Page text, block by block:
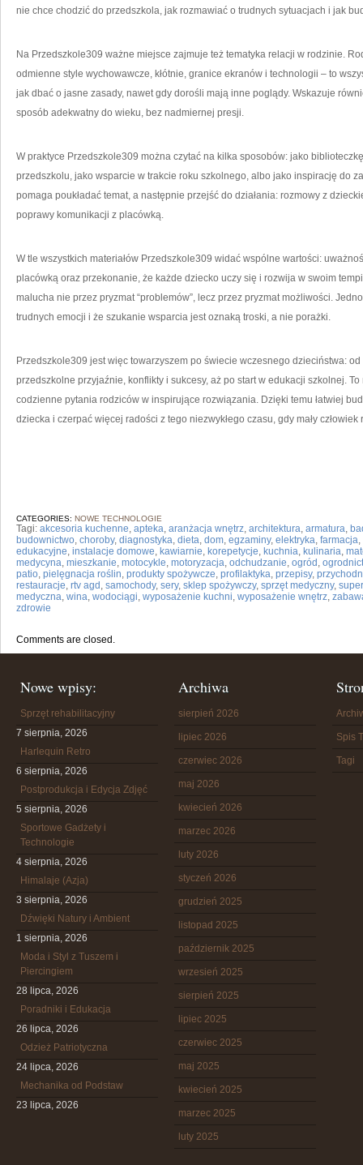
nie chce chodzić do przedszkola, jak rozmawiać o trudnych sytuacjach i jak
Na Przedszkole309 ważne miejsce zajmuje też tematyka relacji w rodzinie.
odmienne style wychowawcze, kłótnie, granice ekranów i technologii – to
jak dbać o jasne zasady, nawet gdy dorośli mają inne poglądy. Wskazuje
sposób adekwatny do wieku, bez nadmiernej presji.
W praktyce Przedszkole309 można czytać na kilka sposobów: jako
przedszkolu, jako wsparcie w trakcie roku szkolnego, albo jako inspirację do
pomaga poukładać temat, a następnie przejść do działania: rozmowy z
poprawy komunikacji z placówką.
W tle wszystkich materiałów Przedszkole309 widać wspólne wartości:
placówką oraz przekonanie, że każde dziecko uczy się i rozwija w swoim
malucha nie przez pryzmat “problemów”, lecz przez pryzmat możliwości.
trudnych emocji i że szukanie wsparcia jest oznaką troski, a nie porażki.
Przedszkole309 jest więc towarzyszem po świecie wczesnego dzieciństwa:
przedszkolne przyjaźnie, konflikty i sukcesy, aż po start w edukacji szkolnej.
codzienne pytania rodziców w inspirujące rozwiązania. Dzięki temu łatwiej
dziecka i czerpać więcej radości z tego niezwykłego czasu, gdy mały
CATEGORIES: NOWE TECHNOLOGIE
Tagi: akcesoria kuchenne, apteka, aranżacja wnętrz, architektura, armatura,
budownictwo, choroby, diagnostyka, dieta, dom, egzaminy, elektryka, farmacja,
edukacyjne, instalacje domowe, kawiarnie, korepetycje, kuchnia, kulinaria,
medycyna, mieszkanie, motocykle, motoryzacja, odchudzanie, ogród ,
patio, pielęgnacja roślin, produkty spożywcze, profilaktyka, przepisy,
restauracje, rtv agd , samochody, sery, sklep spożywczy, sprzęt medyczny,
medyczna, wina, wodociągi, wyposażenie kuchni, wyposażenie wnętrz,
zdrowie
Comments are closed.
Nowe wpisy:
Sprzęt rehabilitacyjny
7 sierpnia, 2026
Harlequin Retro
6 sierpnia, 2026
Postprodukcja i Edycja Zdjęć
5 sierpnia, 2026
Sportowe Gadżety i
Technologie
4 sierpnia, 2026
Himalaje (Azja)
3 sierpnia, 2026
Dźwięki Natury i Ambient
1 sierpnia, 2026
Moda i Styl z Tuszem i
Piercingiem
28 lipca, 2026
Poradniki i Edukacja
26 lipca, 2026
Odzież Patriotyczna
24 lipca, 2026
Mechanika od Podstaw
23 lipca, 2026
Archiwa
sierpień 2026
lipiec 2026
czerwiec 2026
maj 2026
kwiecień 2026
marzec 2026
luty 2026
styczeń 2026
grudzień 2025
listopad 2025
październik 2025
wrzesień 2025
sierpień 2025
lipiec 2025
czerwiec 2025
maj 2025
kwiecień 2025
marzec 2025
luty 2025
Spis
Tagi